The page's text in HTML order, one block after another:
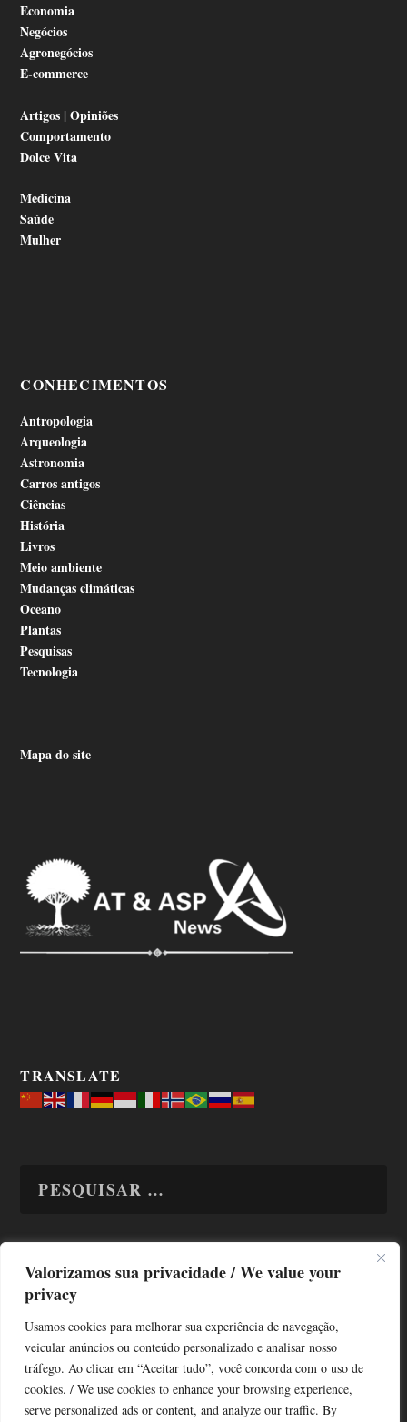
Valorizamos sua privacidade / We value your
privacy
Usamos cookies para melhorar sua experiência de navegação,
veicular anúncios ou conteúdo personalizado e analisar nosso
tráfego. Ao clicar em “Aceitar tudo”, você concorda com o uso de
cookies. / We use cookies to enhance your browsing experience,
serve personalized ads or content, and analyze our traffic. By
Economia
Negócios
Agronegócios
E-commerce
Artigos | Opiniões
Comportamento
Dolce Vita
Medicina
Saúde
Mulher
CONHECIMENTOS
Antropologia
Arqueologia
Astronomia
Carros antigos
Ciências
História
Livros
Meio ambiente
Mudanças climáticas
Oceano
Plantas
Pesquisas
Tecnologia
Mapa do site
TRANSLATE
TODAS OS ASSUNTOS